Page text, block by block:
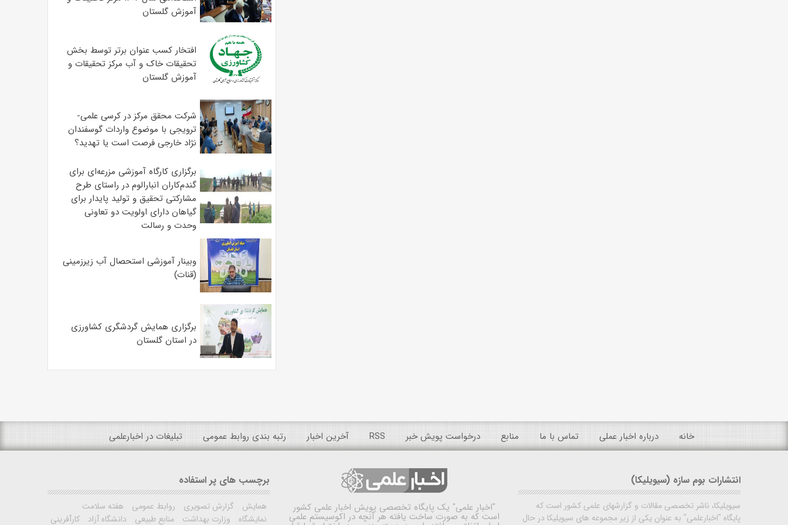
آموزش گلستان
افتخار کسب عنوان برتر توسط بخش
تحقیقات خاک و آب مرکز تحقیقات و
آموزش گلستان
شرکت محقق مرکز در کرسی علمی-
ترویجی با موضوع واردات گوسفندان
نژاد خارجی فرصت است یا تهدید؟
برگزاری کارگاه آموزشی مزرعه‌ای برای
گندم‌کاران انبارالوم در راستای طرح
مشارکتی تحقیق و تولید پایدار برای
گیاهان دارای اولویت دو تعاونی
وحدت و رسالت
وبینار آموزشی استحصال آب زیرزمینی
(قنات)
برگزاری همایش گردشگری کشاورزی
در استان گلستان
خانه درباره اخبار عملی تماس با ما منابع درخواست پویش خبر RSS آخرین اخبار رتبه بندی روابط عمومی تبلیغات در اخبارعلمی
انتشارات بوم سازه (سیویلیکا)
سیویلیکا، ناشر تخصصی مقالات و گزارشهای علمی کشور است که
پایگاه "اخبارعلمی" به عنوان یکی از زیر مجموعه های سیویلیکا در حال
"اخبار علمی" یک پایگاه تخصصی پویش اخبار علمی کشور
است که به صورت ساخت یافته هر آنچه در اکوسیستم علمی
برچسب های پر استفاده
همایش گزارش تصویری روابط عمومی
هفته سلامت
نمایشگاه
وزارت بهداشت منابع طبیعی دانشگاه آزاد کارآفرینی